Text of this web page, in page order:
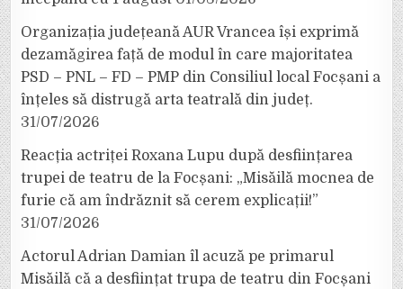
Organizația județeană AUR Vrancea își exprimă
dezamăgirea față de modul în care majoritatea
PSD – PNL – FD – PMP din Consiliul local Focșani a
înțeles să distrugă arta teatrală din județ.
31/07/2026
Reacția actriței Roxana Lupu după desființarea
trupei de teatru de la Focșani: „Misăilă mocnea de
furie că am îndrăznit să cerem explicații!”
31/07/2026
Actorul Adrian Damian îl acuză pe primarul
Misăilă că a desființat trupa de teatru din Focșani